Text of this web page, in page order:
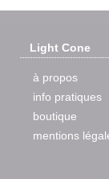
Light Cone
à propos
info pratiques
boutique
mentions